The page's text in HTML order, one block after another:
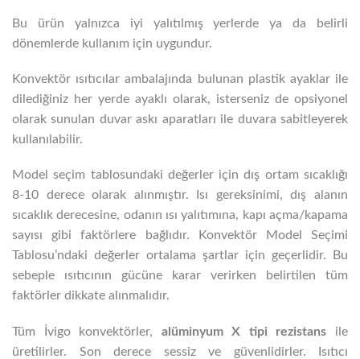
Bu ürün yalnızca iyi yalıtılmış yerlerde ya da belirli
dönemlerde kullanım için uygundur.
Konvektör ısıtıcılar ambalajında bulunan plastik ayaklar ile
dilediğiniz her yerde ayaklı olarak, isterseniz de opsiyonel
olarak sunulan duvar askı aparatları ile duvara sabitleyerek
kullanılabilir.
Model seçim tablosundaki değerler için dış ortam sıcaklığı
8-10 derece olarak alınmıştır. Isı gereksinimi, dış alanın
sıcaklık derecesine, odanın ısı yalıtımına, kapı açma/kapama
sayısı gibi faktörlere bağlıdır. Konvektör Model Seçimi
Tablosu’ndaki değerler ortalama şartlar için geçerlidir. Bu
sebeple ısıtıcının gücüne karar verirken belirtilen tüm
faktörler dikkate alınmalıdır.
Tüm İvigo konvektörler, alüminyum X tipi rezistans ile
üretilirler. Son derece sessiz ve güvenlidirler. Isıtıcı